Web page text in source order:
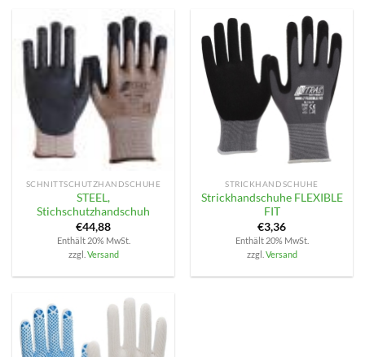
SCHNITTSCHUTZHANDSCHUHE
STEEL,
Stichschutzhandschuh
€44,88
Enthält 20% MwSt.
zzgl. Versand
STRICKHANDSCHUHE
Strickhandschuhe FLEXIBLE
FIT
€3,36
Enthält 20% MwSt.
zzgl. Versand